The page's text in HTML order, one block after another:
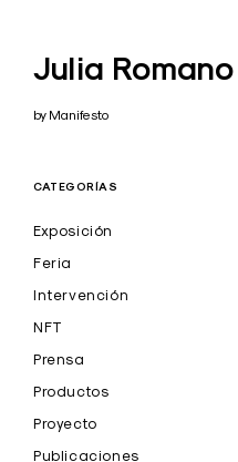
Julia Romano
by Manifesto
CATEGORÍAS
Exposición
Feria
Intervención
NFT
Prensa
Productos
Proyecto
Publicaciones